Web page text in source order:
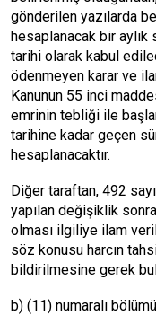
gönderilen yazılarda
hesaplanacak bir aylık
tarihi olarak kabul
ödenmeyen karar ve
Kanunun 55 inci
emrinin tebliği ile
tarihine kadar geçen
hesaplanacaktır.
Diğer taraftan, 492
yapılan değişiklik
olması ilgiliye ilam
söz konusu harcın
bildirilmesine gerek
b) (11) numaralı